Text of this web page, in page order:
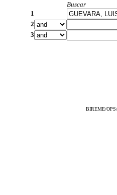
Buscar
1
2
3
BIREME/